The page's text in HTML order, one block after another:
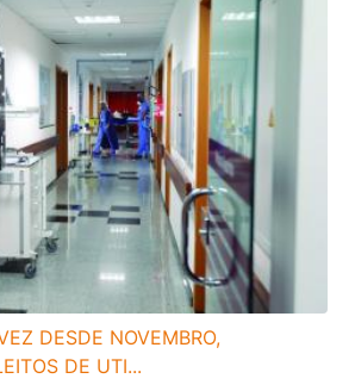
DESDE NOVEMBRO,
DE UTI...